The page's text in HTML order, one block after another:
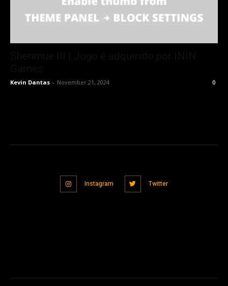
Kevin Dantas - November 21, 2024 0
Instagram Twitter